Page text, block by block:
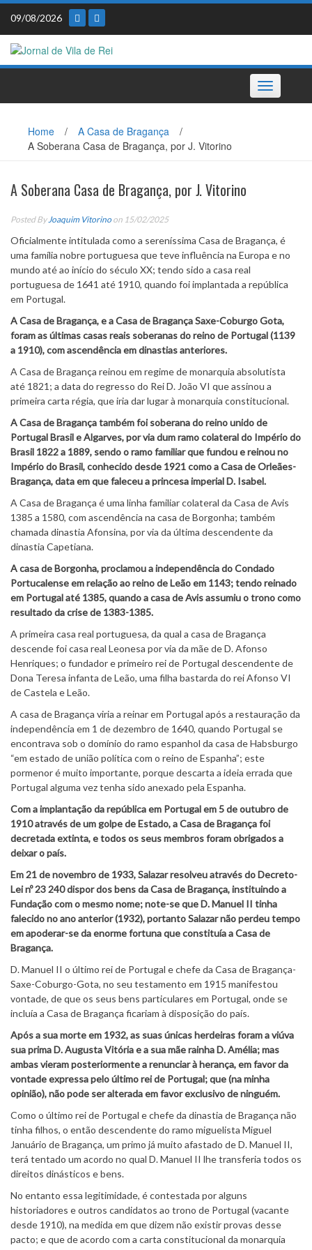
Skip
content
09/08/2026
Toggle
navigation
Home / A Casa de Bragança
/
A Soberana Casa de Bragança, por J. Vitorino
A Soberana Casa de Bragança, por J. Vitorino
Posted By Joaquim Vitorino on 15/02/2025
Oficialmente intitulada como a sereníssima Casa de Bragança, é
uma família nobre portuguesa que teve influência na Europa e no
mundo até ao início do século XX; tendo sido a casa real
portuguesa de 1641 até 1910, quando foi implantada a república
em Portugal.
A Casa de Bragança, e a Casa de Bragança Saxe-Coburgo Gota,
foram as últimas casas reais soberanas do reino de Portugal (1139
a 1910), com ascendência em dinastias anteriores.
A Casa de Bragança reinou em regime de monarquia absolutista
até 1821; a data do regresso do Rei D. João VI que assinou a
primeira carta régia, que iria dar lugar à monarquia constitucional.
A Casa de Bragança também foi soberana do reino unido de
Portugal Brasil e Algarves, por via dum ramo colateral do Império do
Brasil 1822 a 1889, sendo o ramo familiar que fundou e reinou no
Império do Brasil, conhecido desde 1921 como a Casa de Orleães-
Bragança, data em que faleceu a princesa imperial D. Isabel.
A Casa de Bragança é uma linha familiar colateral da Casa de Avis
1385 a 1580, com ascendência na casa de Borgonha; também
chamada dinastia Afonsina, por via da última descendente da
dinastia Capetiana.
A casa de Borgonha, proclamou a independência do Condado
Portucalense em relação ao reino de Leão em 1143; tendo reinado
em Portugal até 1385, quando a casa de Avis assumiu o trono como
resultado da crise de 1383-1385.
A primeira casa real portuguesa, da qual a casa de Bragança
descende foi casa real Leonesa por via da mãe de D. Afonso
Henriques; o fundador e primeiro rei de Portugal descendente de
Dona Teresa infanta de Leão, uma filha bastarda do rei Afonso VI
de Castela e Leão.
A casa de Bragança viria a reinar em Portugal após a restauração da
independência em 1 de dezembro de 1640, quando Portugal se
encontrava sob o domínio do ramo espanhol da casa de Habsburgo
“em estado de união política com o reino de Espanha”; este
pormenor é muito importante, porque descarta a ideia errada que
Portugal alguma vez tenha sido anexado pela Espanha.
Com a implantação da república em Portugal em 5 de outubro de
1910 através de um golpe de Estado, a Casa de Bragança foi
decretada extinta, e todos os seus membros foram obrigados a
deixar o país.
Em 21 de novembro de 1933, Salazar resolveu através do Decreto-
Lei nº 23 240 dispor dos bens da Casa de Bragança, instituindo a
Fundação com o mesmo nome; note-se que D. Manuel II tinha
falecido no ano anterior (1932), portanto Salazar não perdeu tempo
em apoderar-se da enorme fortuna que constituía a Casa de
Bragança.
D. Manuel II o último rei de Portugal e chefe da Casa de Bragança-
Saxe-Coburgo-Gota, no seu testamento em 1915 manifestou
vontade, de que os seus bens particulares em Portugal, onde se
incluía a Casa de Bragança ficariam à disposição do país.
Após a sua morte em 1932, as suas únicas herdeiras foram a viúva
sua prima D. Augusta Vitória e a sua mãe rainha D. Amélia; mas
ambas vieram posteriormente a renunciar à herança, em favor da
vontade expressa pelo último rei de Portugal; que (na minha
opinião), não pode ser alterada em favor exclusivo de ninguém.
Como o último rei de Portugal e chefe da dinastia de Bragança não
tinha filhos, o então descendente do ramo miguelista Miguel
Januário de Bragança, um primo já muito afastado de D. Manuel II,
terá tentado um acordo no qual D. Manuel II lhe transferia todos os
direitos dinásticos e bens.
No entanto essa legitimidade, é contestada por alguns
historiadores e outros candidatos ao trono de Portugal (vacante
desde 1910), na medida em que dizem não existir provas desse
pacto; e que de acordo com a carta constitucional da monarquia